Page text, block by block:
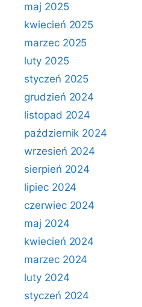
maj 2025
kwiecień 2025
marzec 2025
luty 2025
styczeń 2025
grudzień 2024
listopad 2024
październik 2024
wrzesień 2024
sierpień 2024
lipiec 2024
czerwiec 2024
maj 2024
kwiecień 2024
marzec 2024
luty 2024
styczeń 2024